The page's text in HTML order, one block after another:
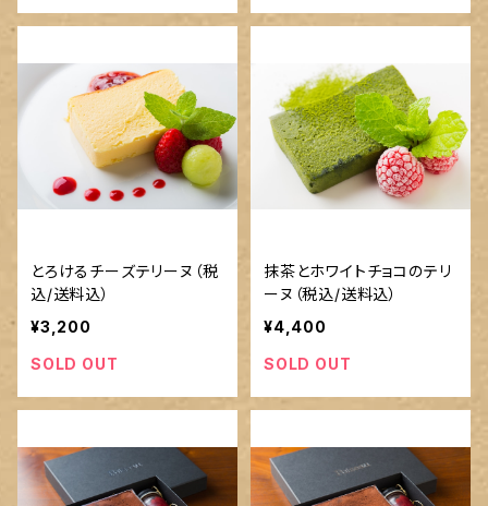
とろけるチーズテリーヌ（税
込/送料込）
¥3,200
SOLD OUT
抹茶とホワイトチョコのテリ
ーヌ（税込/送料込）
¥4,400
SOLD OUT